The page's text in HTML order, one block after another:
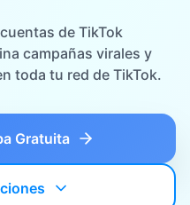
de TikTok
campañas virales y
toda tu red de TikTok.
Gratuita